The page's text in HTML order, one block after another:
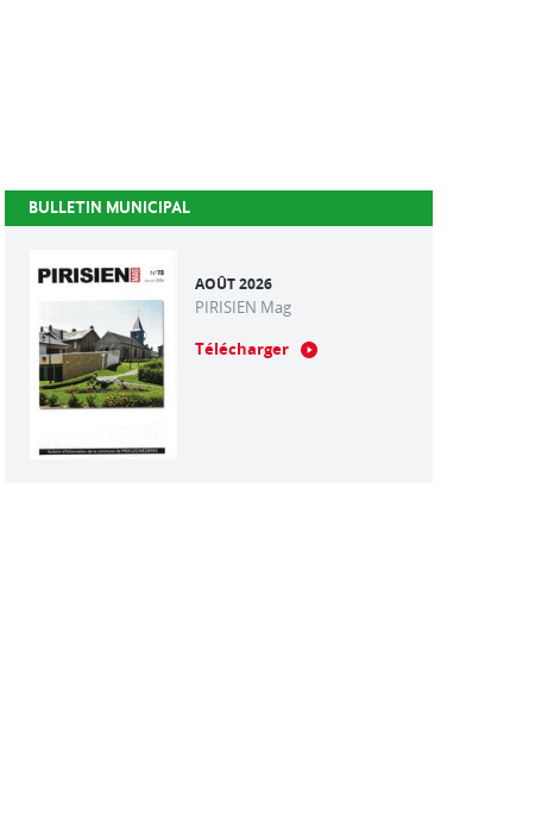
BULLETIN MUNICIPAL
AOÛT 2026
PIRISIEN Mag
Télécharger